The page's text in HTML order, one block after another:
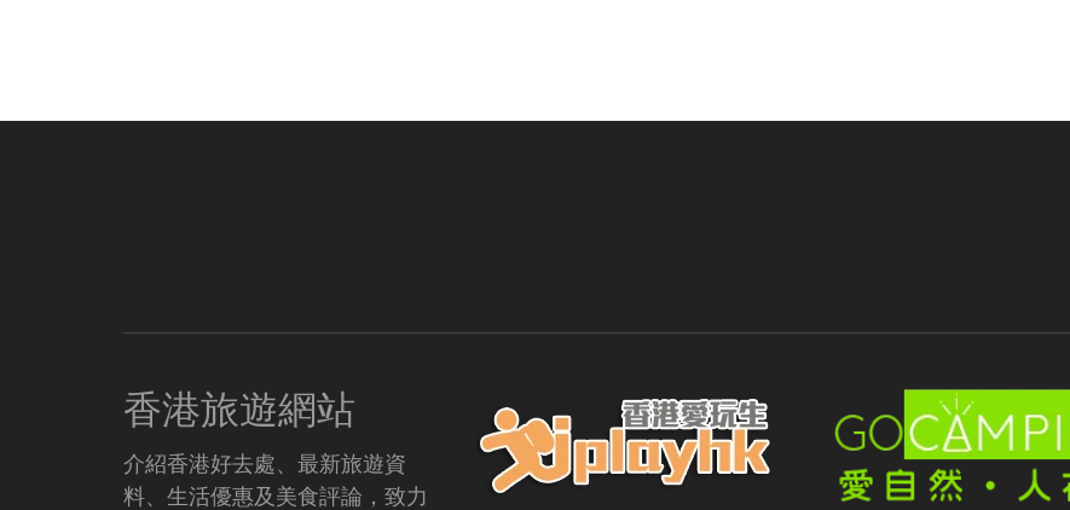
香港旅遊網站
介紹香港好去處、最新旅遊資
料、生活優惠及美食評論，致力